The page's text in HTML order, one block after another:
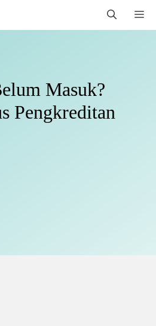
Masuk?
Pengkreditan